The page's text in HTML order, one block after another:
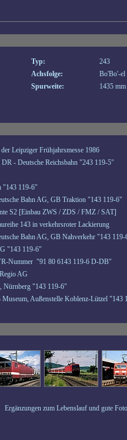
Typ:
243
Achsfolge:
Bo'Bo'-el
Spurweite:
1435 mm
Leipziger Frühjahrsmesse 1986
- Deutsche Reichsbahn "243 119-5"
"143 119-6"
Bahn AG, GB Traktion "143 119-6"
S2 [Einbau ZWS / ZDS / FMZ / SAT]
143 in verkehrsroter Lackierung
Bahn AG, GB Nahverkehr "143 119-
"143 119-6"
Nummer "91 80 6143 119-6 D-DB"
AG
Nürnberg "143 119-6"
Museum, Außenstelle Koblenz-Lützel "143
Ergänzungen zum Lebenslauf und gute